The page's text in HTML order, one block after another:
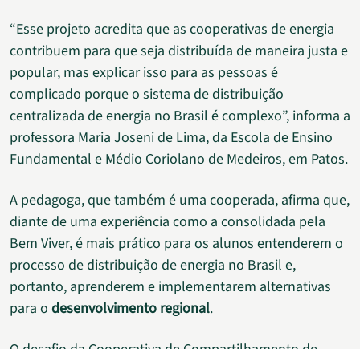
“Esse projeto acredita que as cooperativas de energia
contribuem para que seja distribuída de maneira justa e
popular, mas explicar isso para as pessoas é
complicado porque o sistema de distribuição
centralizada de energia no Brasil é complexo”, informa a
professora Maria Joseni de Lima, da Escola de Ensino
Fundamental e Médio Coriolano de Medeiros, em Patos.
A pedagoga, que também é uma cooperada, afirma que,
diante de uma experiência como a consolidada pela
Bem Viver, é mais prático para os alunos entenderem o
processo de distribuição de energia no Brasil e,
portanto, aprenderem e implementarem alternativas
para o desenvolvimento regional.